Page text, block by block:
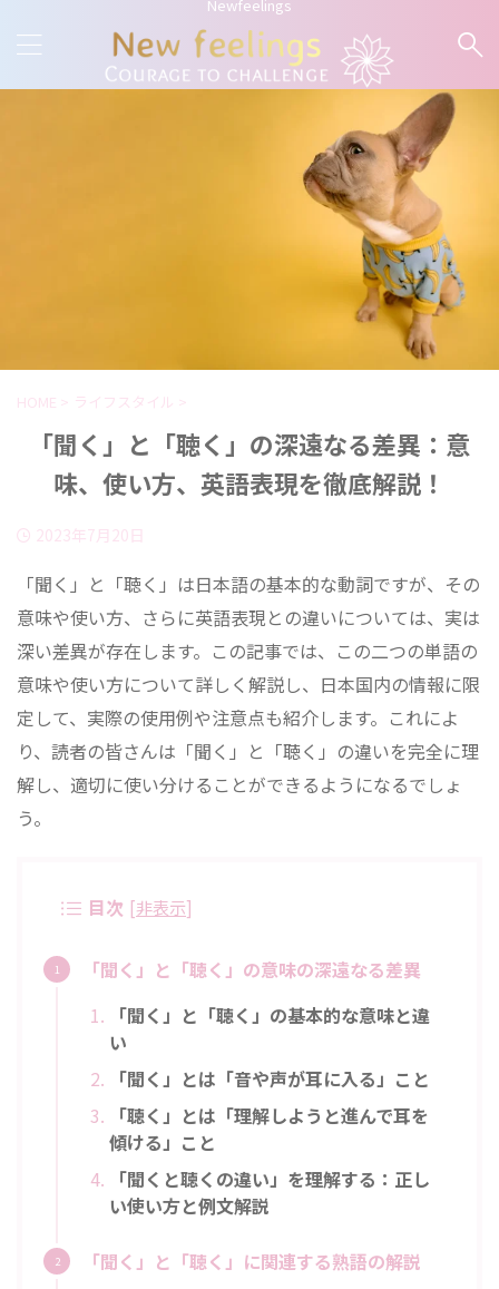
Newfeelings
HOME > ライフスタイル >
「聞く」と「聴く」の深遠なる差異：意
味、使い方、英語表現を徹底解説！
2023年7月20日
「聞く」と「聴く」は日本語の基本的な動詞ですが、その
意味や使い方、さらに英語表現との違いについては、実は
深い差異が存在します。この記事では、この二つの単語の
意味や使い方について詳しく解説し、日本国内の情報に限
定して、実際の使用例や注意点も紹介します。これによ
り、読者の皆さんは「聞く」と「聴く」の違いを完全に理
解し、適切に使い分けることができるようになるでしょ
う。
目次 [非表示]
「聞く」と「聴く」の意味の深遠なる差異
「聞く」と「聴く」の基本的な意味と違
い
「聞く」とは「音や声が耳に入る」こと
「聴く」とは「理解しようと進んで耳を
傾ける」こと
「聞くと聴くの違い」を理解する：正し
い使い方と例文解説
「聞く」と「聴く」に関連する熟語の解説